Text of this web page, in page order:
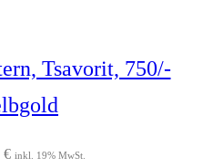
Tsavorit, 750/-
€ inkl. 19% MwSt.